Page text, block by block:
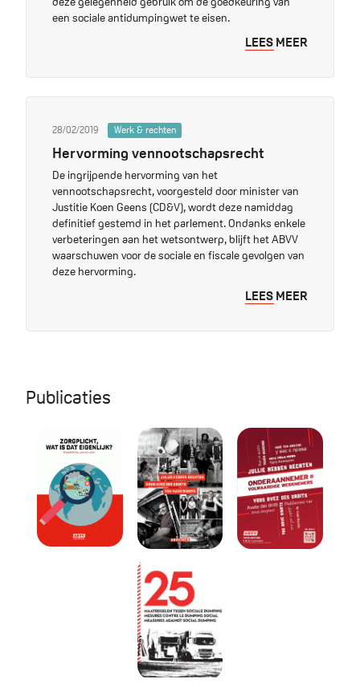
een sociale antidumpingwet te eisen.
LEES MEER
28/02/2019 Werk & rechten
Hervorming vennootschapsrecht
De ingrijpende hervorming van het
vennootschapsrecht, voorgesteld door minister van
Justitie Koen Geens (CD&V), wordt deze namiddag
definitief gestemd in het parlement. Ondanks enkele
verbeteringen aan het wetsontwerp, blijft het ABVV
waarschuwen voor de sociale en fiscale gevolgen van
deze hervorming.
LEES MEER
Publicaties
Zorgplicht, wat is dat eigenlijk?
Sociale dumping: jullie
Jullie
25 maatregelen tegen